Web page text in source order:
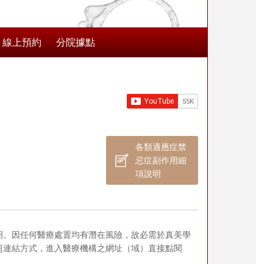
線上預約 分院據點
各類適應症禁
忌症副作用細
項說明
因任何醫療處置均有潛在風險，故必需於真美學
結方式，進入醫療機構之網址（域）直接點閱